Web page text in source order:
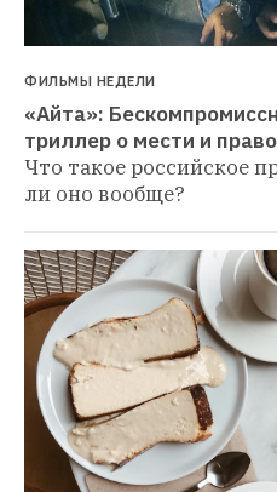
ФИЛЬМЫ НЕДЕЛИ
«Айта»:
триллер о мести и
Что такое российское
ли оно вообще?